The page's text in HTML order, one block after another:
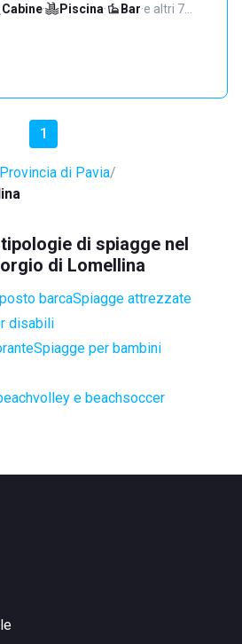
Cabine· Piscina· Bar·e altri 7…
1
Provincia di Pavia
di spiagge nel
di Lomellina
barcaSpiagge attrezzate
disabili
Spiagge per bambini
e beachsoccer